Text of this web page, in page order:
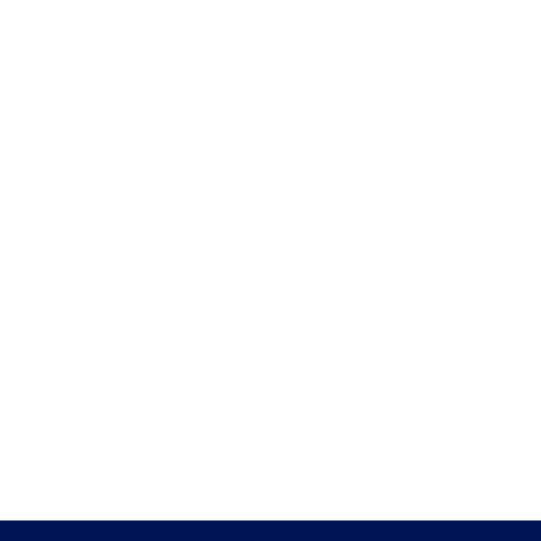
lit mezzanine Suri se distingue par sa
pour accueillir différents types de matelas. Son